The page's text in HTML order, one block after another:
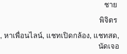
ชาย
พิจิตร
, หาเพื่อนไลน์, แชทเปิดกล้อง, แชทสด,
นัดเจอ